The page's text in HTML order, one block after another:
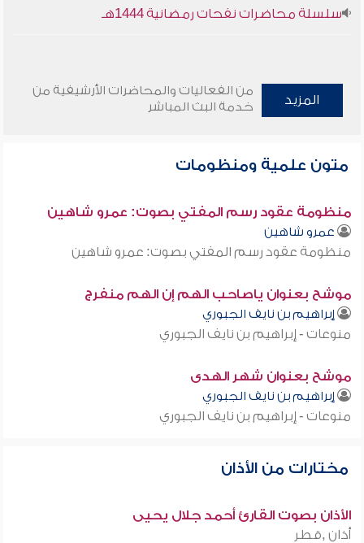
سلسلة محاضرات نفحات رمضانية 1444هـ
المزيد
من الفعاليات والمحاضرات الأرشيفية من
خدمة البث المباشر
متون علمية ومنظومات
منظومة عقود رسم المفتي بصوت: عمرو شاهين
عمرو شاهين
منظومة عقود رسم المفتي بصوت: عمرو شاهين
موشح بعنوان ياصاحب الهم إن الهم منفرج
إبراهيم بن نايف الجبوري
منوعات - إبراهيم بن نايف الجبوري
موشح بعنوان شهر الهدى
إبراهيم بن نايف الجبوري
منوعات - إبراهيم بن نايف الجبوري
مختارات من الأذان
الأذان بصوت القارئ أحمد جلال يحيى
أذان ,قطر